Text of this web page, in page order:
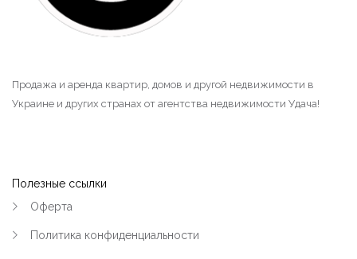
Продажа и аренда квартир, домов и другой недвижимости в
Украине и других странах от агентства недвижимости Удача!
Полезные ссылки
Оферта
Политика конфиденциальности